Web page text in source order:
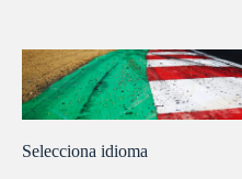
Selecciona idioma